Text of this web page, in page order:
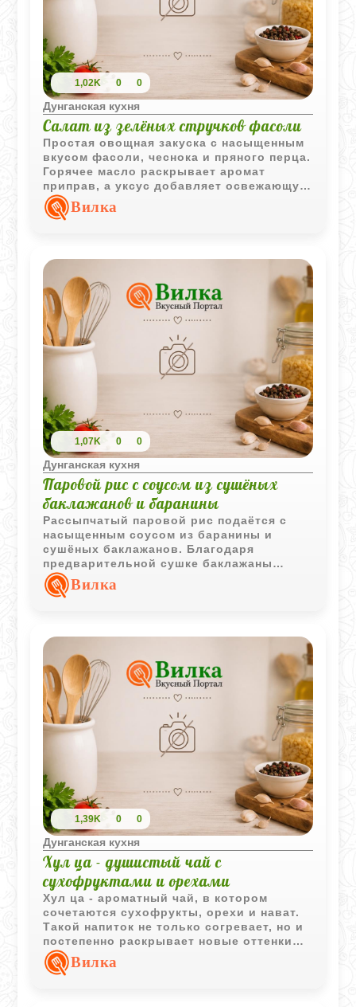
1,02K 0 0
Дунганская кухня
Салат из зелёных стручков фасоли
Простая овощная закуска с насыщенным
вкусом фасоли, чеснока и пряного перца.
Горячее масло раскрывает аромат
приправ, а уксус добавляет освежающую
кислинку.
Вилка
1,07K 0 0
Дунганская кухня
Паровой рис с соусом из сушёных
баклажанов и баранины
Рассыпчатый паровой рис подаётся с
насыщенным соусом из баранины и
сушёных баклажанов. Благодаря
предварительной сушке баклажаны
приобретают более концентрированный
вкус и хорошо впитывают аромат мяса и
Вилка
1,39K 0 0
Дунганская кухня
Хул ца - душистый чай с
сухофруктами и орехами
Хул ца - ароматный чай, в котором
сочетаются сухофрукты, орехи и нават.
Такой напиток не только согревает, но и
постепенно раскрывает новые оттенки
вкуса во время чаепития, оставаясь
горячим благодаря постоянному
Вилка